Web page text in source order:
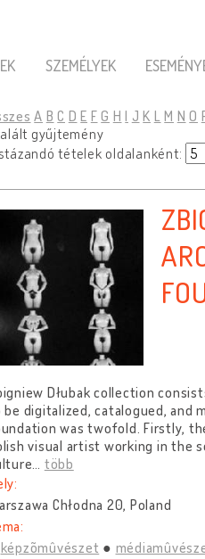
SZEMÉLYEK
A B C D E F G H I J K L M N O
gyűjtemény
tételek oldalanként:
Dłubak collection
be digitalized, catalogued, and
was twofold. Firstly,
visual artist working in the
… több
Chłodna 20, Poland
képzõmûvészet